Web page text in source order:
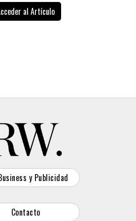
el próximo 20 de marzo al
videojuegos populares sin las
demostrarlo, varios streamers
imposible.
malakas-malakas
W! Tilted taong lahat
♬ original sound
- amara
los creadores invitaron a
el desafío desactivando las
al Artículo
y Publicidad
Contacto